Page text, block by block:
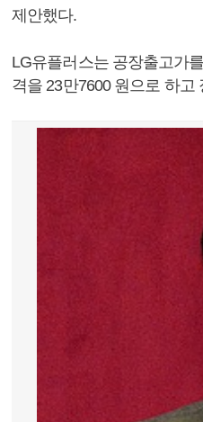
제안했다.
LG유플러스는 공장출고가
격을 23만7600 원으로 하고